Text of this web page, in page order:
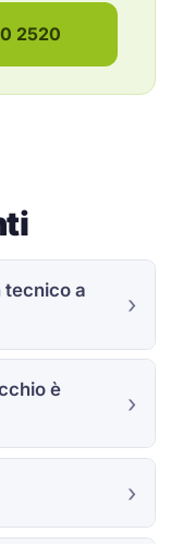
2520
tecnico a
è